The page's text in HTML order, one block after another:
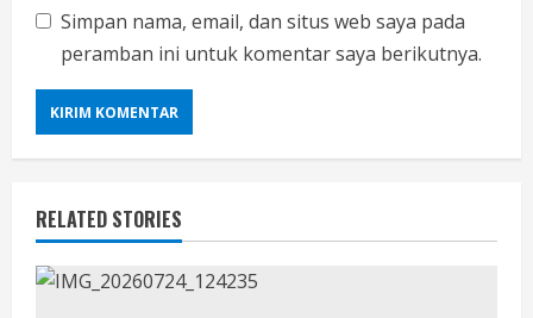
Simpan nama, email, dan situs web saya pada
peramban ini untuk komentar saya berikutnya.
RELATED STORIES